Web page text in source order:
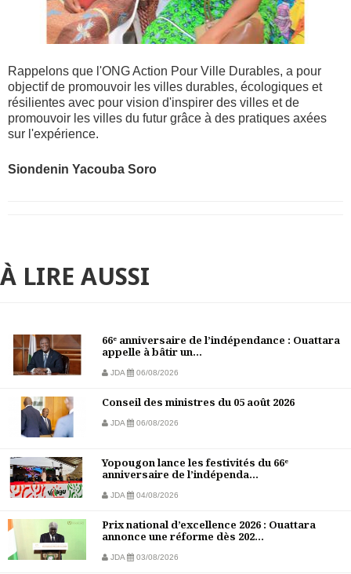
Rappelons que l'ONG Action Pour Ville Durables, a pour
objectif de promouvoir les villes durables, écologiques et
résilientes avec pour vision d'inspirer des villes et de
promouvoir les villes du futur grâce à des pratiques axées
sur l'expérience.
Siondenin Yacouba Soro
À LIRE AUSSI
66ᵉ anniversaire de l’indépendance : Ouattara
appelle à bâtir un...
JDA 06/08/2026
Conseil des ministres du 05 août 2026
JDA 06/08/2026
Yopougon lance les festivités du 66ᵉ
anniversaire de l’indépenda...
JDA 04/08/2026
Prix national d’excellence 2026 : Ouattara
annonce une réforme dès 202...
JDA 03/08/2026